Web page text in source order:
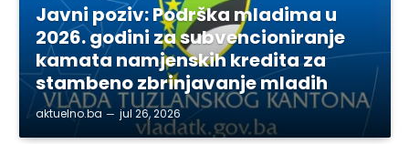
Javni poziv: Podrška mladima u
2026. godini za subvencioniranje
kamata namjenskih kredita za
stambeno zbrinjavanje mladih
aktuelno.ba jul 26, 2026